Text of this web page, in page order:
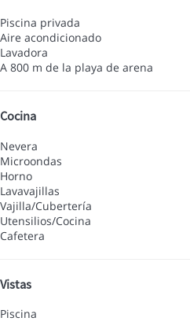
Piscina privada
Aire acondicionado
Lavadora
A 800 m de la playa de arena
Cocina
Nevera
Microondas
Horno
Lavavajillas
Vajilla/Cubertería
Utensilios/Cocina
Cafetera
Vistas
Piscina